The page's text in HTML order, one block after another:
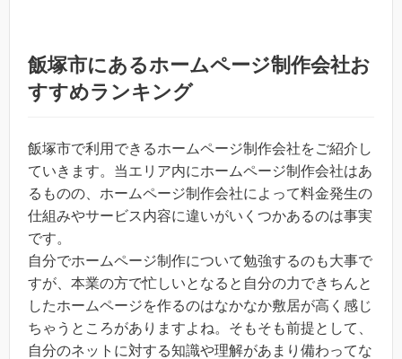
飯塚市にあるホームページ制作会社お
すすめランキング
飯塚市で利用できるホームページ制作会社をご紹介し
ていきます。当エリア内にホームページ制作会社はあ
るものの、ホームページ制作会社によって料金発生の
仕組みやサービス内容に違いがいくつかあるのは事実
です。
自分でホームページ制作について勉強するのも大事で
すが、本業の方で忙しいとなると自分の力できちんと
したホームページを作るのはなかなか敷居が高く感じ
ちゃうところがありますよね。そもそも前提として、
自分のネットに対する知識や理解があまり備わってな